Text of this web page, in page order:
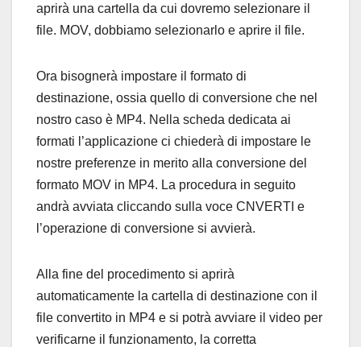
aprirà una cartella da cui dovremo selezionare il
file. MOV, dobbiamo selezionarlo e aprire il file.
Ora bisognerà impostare il formato di
destinazione, ossia quello di conversione che nel
nostro caso è MP4. Nella scheda dedicata ai
formati l’applicazione ci chiederà di impostare le
nostre preferenze in merito alla conversione del
formato MOV in MP4. La procedura in seguito
andrà avviata cliccando sulla voce CNVERTI e
l’operazione di conversione si avvierà.
Alla fine del procedimento si aprirà
automaticamente la cartella di destinazione con il
file convertito in MP4 e si potrà avviare il video per
verificarne il funzionamento, la corretta